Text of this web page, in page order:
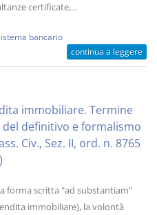
certificate,...
bancario
continua a leggere
immobiliare. Termine
definitivo e formalismo
Civ., Sez. II, ord. n. 8765
forma scritta "ad substantiam"
immobiliare), la volontà